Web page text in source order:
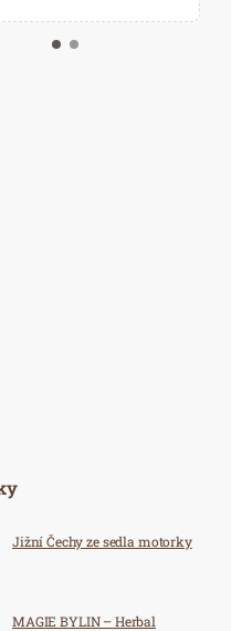
Kalendář událostí
Odebírejte náš newsletter
v ruce díky SKI
zahrnuje dvanáct
městě a jeho
pro všechny, kteří chtějí
dobrodružství s
Jižní Čechy ze sedla motorky
MAGIE BYLIN – Herbal